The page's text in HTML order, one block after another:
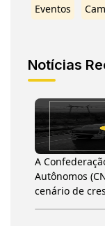
Eventos
Notícias
A
Autônomos
cenário de